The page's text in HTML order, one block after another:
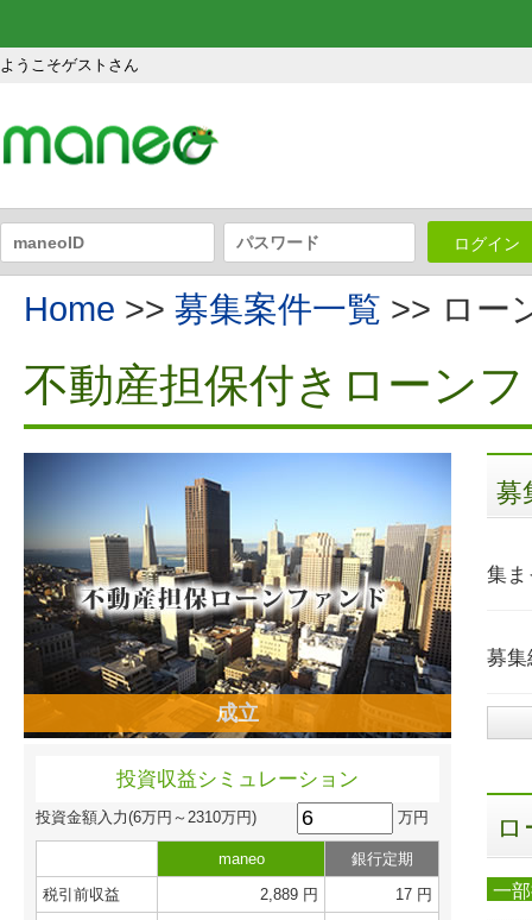
ようこそゲストさん
ログイン
Home >> 募集案件一覧 >> ロー
不動産担保付きローン
成立
投資収益シミュレーション
投資金額入力(6万円～2310万円) 万円
maneo
銀行定期
税引前収益
2,889 円
17 円
募
集ま
募集
一